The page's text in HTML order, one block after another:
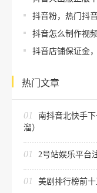
抖音粉，热门抖音
抖音怎么制作视
抖音店铺保证金
热门文章
01
南抖音北快手
溜）
01 2号站娱乐平台
01 美剧排行榜前十